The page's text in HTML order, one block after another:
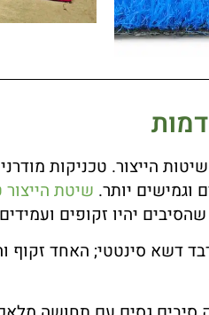
הייצור. טכניקות
וגמישים יותר. שיטת הייצור
יהיו זקופים
דשא סינטטי; האחד זקוף